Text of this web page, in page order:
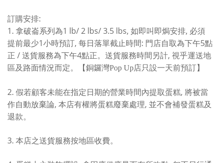
訂購安排:
1. 拿破崙系列為1 lb/2 lbs/ 3.5 lbs, 如即叫即焗安排, 必須
提前最少1小時預訂, 每日落單截止時間: 門店自取為下午5點
正 / 送貨服務為下午4點正。送貨服務時間另計, 視乎運送地
區及路面情況而定。【銅鑼灣Pop Up店只設一天前預訂】
2. 假若顧客未能在指定日期的營業時間內提取蛋糕, 將被當
作自動放棄論, 本店有權將蛋糕廢棄處理, 並不會補發蛋糕及
退款。
3. 本店之送貨服務按地區收費。